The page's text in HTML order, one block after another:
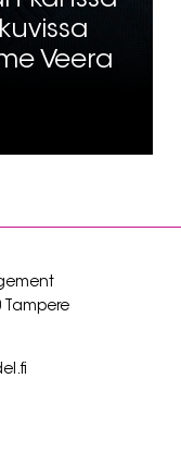
Veera
Tampere